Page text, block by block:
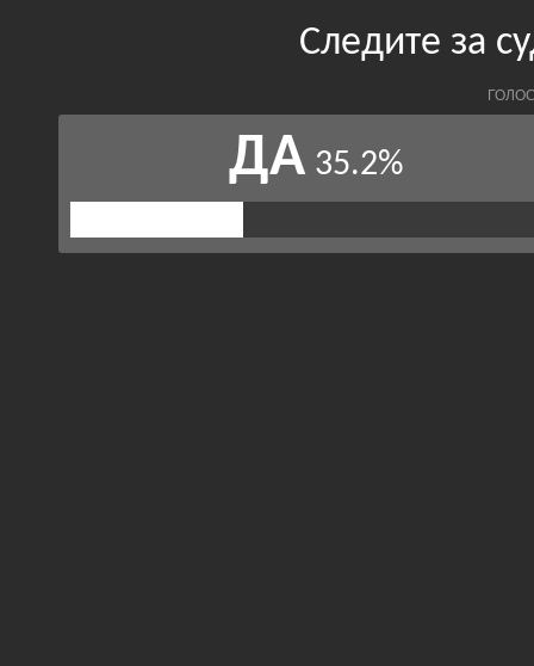
Следите за
ДА 35.2%